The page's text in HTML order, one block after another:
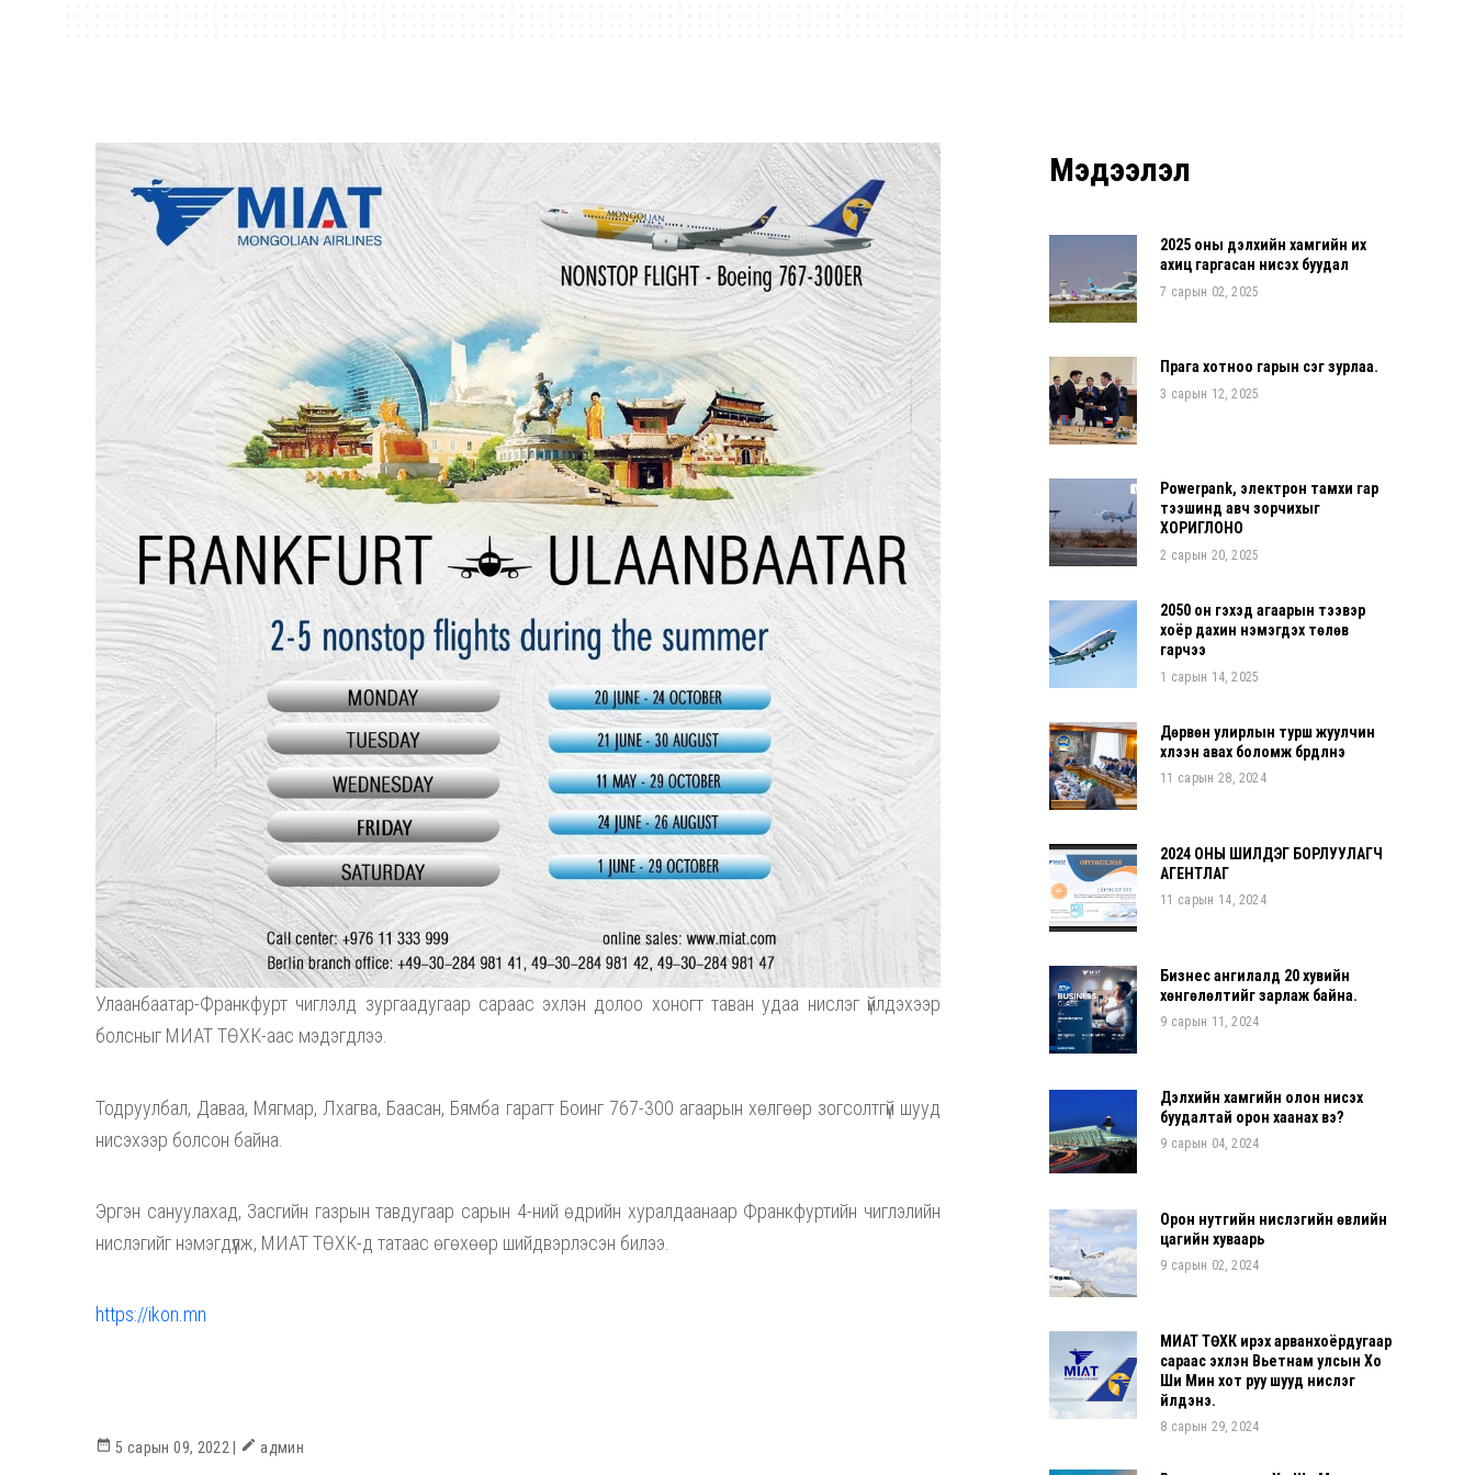
Улаанбаатар-Франкфурт чиглэлд зургаадугаар сараас эхлэн долоо хоногт таван удаа нислэг үйлдэхээр
болсныг МИАТ ТӨХК-аас мэдэгдлээ.
Тодруулбал, Даваа, Мягмар, Лхагва, Баасан, Бямба гарагт Боинг 767-300 агаарын хөлгөөр зогсолтгүй шууд
нисэхээр болсон байна.
Эргэн сануулахад, Засгийн газрын тавдугаар сарын 4-ний өдрийн хуралдаанаар Франкфуртийн чиглэлийн
нислэгийг нэмэгдүүлж, МИАТ ТӨХК-д татаас өгөхөөр шийдвэрлэсэн билээ.
https://ikon.mn
date_range 5 сарын 09, 2022 | create админ
Мэдээлэл
2025 оны дэлхийн хамгийн их
ахиц гаргасан нисэх буудал
7 сарын 02, 2025
Прага хотноо гарын үсэг зурлаа.
3 сарын 12, 2025
Powerpank, электрон тамхи гар
тээшинд авч зорчихыг
ХОРИГЛОНО
2 сарын 20, 2025
2050 он гэхэд агаарын тээвэр
хоёр дахин нэмэгдэх төлөв
гарчээ
1 сарын 14, 2025
Дөрвөн улирлын турш жуулчин
хүлээн авах боломж бүрдүүлнэ
11 сарын 28, 2024
2024 ОНЫ ШИЛДЭГ БОРЛУУЛАГЧ
АГЕНТЛАГ
11 сарын 14, 2024
Бизнес ангилалд 20 хувийн
хөнгөлөлтийг зарлаж байна.
9 сарын 11, 2024
Дэлхийн хамгийн олон нисэх
буудалтай орон хаанах вэ?
9 сарын 04, 2024
Орон нутгийн нислэгийн өвлийн
цагийн хуваарь
9 сарын 02, 2024
МИАТ ТӨХК ирэх арванхоёрдугаар
сараас эхлэн Вьетнам улсын Хо
Ши Мин хот руу шууд нислэг
үйлдэнэ.
8 сарын 29, 2024